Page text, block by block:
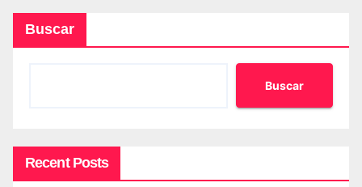
Buscar
Buscar
Recent Posts